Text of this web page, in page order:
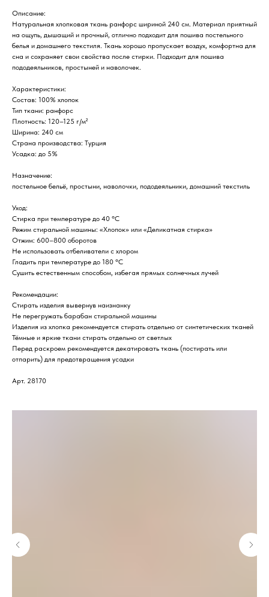
Описание:
Натуральная хлопковая ткань ранфорс шириной 240 см. Материал приятный
на ощупь, дышащий и прочный, отлично подходит для пошива постельного
белья и домашнего текстиля. Ткань хорошо пропускает воздух, комфортна для
сна и сохраняет свои свойства после стирки. Подходит для пошива
пододеяльников, простыней и наволочек.
Характеристики:
Состав: 100% хлопок
Тип ткани: ранфорс
Плотность: 120–125 г/м²
Ширина: 240 см
Страна производства: Турция
Усадка: до 5%
Назначение:
постельное бельё, простыни, наволочки, пододеяльники, домашний текстиль
Уход:
Стирка при температуре до 40 °C
Режим стиральной машины: «Хлопок» или «Деликатная стирка»
Отжим: 600–800 оборотов
Не использовать отбеливатели с хлором
Гладить при температуре до 180 °C
Сушить естественным способом, избегая прямых солнечных лучей
Рекомендации:
Стирать изделия вывернув наизнанку
Не перегружать барабан стиральной машины
Изделия из хлопка рекомендуется стирать отдельно от синтетических тканей
Тёмные и яркие ткани стирать отдельно от светлых
Перед раскроем рекомендуется декатировать ткань (постирать или
отпарить) для предотвращения усадки
Арт. 28170